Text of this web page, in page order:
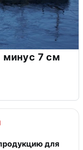
минус 7 см
для